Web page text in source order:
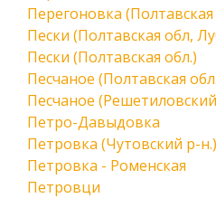
Перегоновка (Полтавская
Пески (Полтавская обл,
Пески (Полтавская обл.)
Песчаное (Полтавская
Песчаное
Петро-Давыдовка
Петровка (Чутовский р-н.)
Петровка - Роменская
Петровци